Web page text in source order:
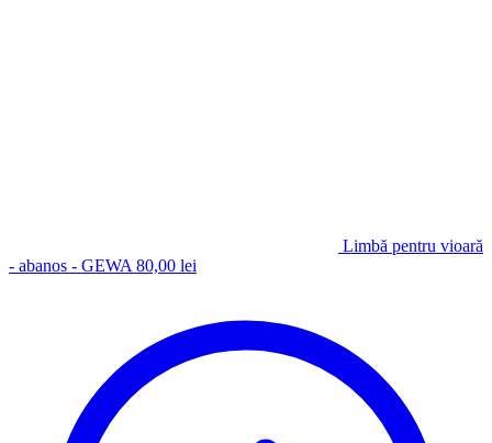
Limbă pentru vioară
- abanos - GEWA 80,00 lei